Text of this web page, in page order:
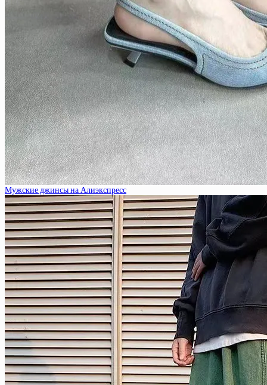
Мужские джинсы на Алиэкспресс